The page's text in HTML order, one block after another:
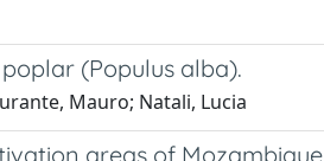
(Populus alba).
Mauro; Natali, Lucia
areas of Mozambique